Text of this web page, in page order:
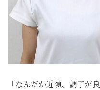
「なんだか近頃、調子が